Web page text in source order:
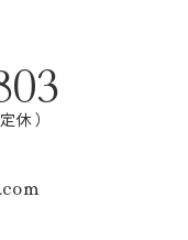
休 ）